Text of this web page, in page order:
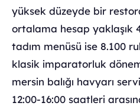
yüksek düzeyde bir
ortalama hesap yaklaşık
tadım menüsü ise 8.100
klasik imparatorluk
mersin balığı havyarı
12:00-16:00 saatleri